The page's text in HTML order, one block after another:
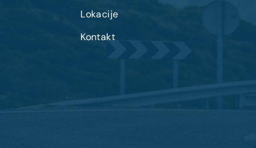
Lokacije
Kontakt